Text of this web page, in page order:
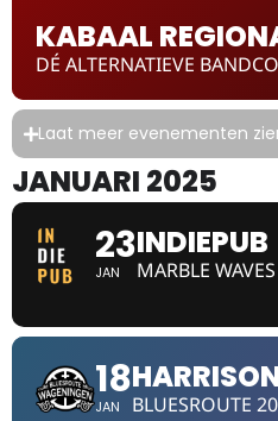
KABAAL
DÉ ALTERNATIEVE
Laat meer evenementen
JANUARI 2025
23
JAN
INDIEPUB
MARBLE
18
JAN BLUESROUTE